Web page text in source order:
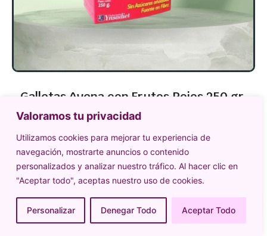
Valoramos tu privacidad
Utilizamos cookies para mejorar tu experiencia de
navegación, mostrarte anuncios o contenido
personalizados y analizar nuestro tráfico. Al hacer clic en
"Aceptar todo", aceptas nuestro uso de cookies.
Personalizar Denegar Todo Aceptar Todo
Galletas Avena con Frutos Rojos 250 gr.
6,95
Añadir al carrito